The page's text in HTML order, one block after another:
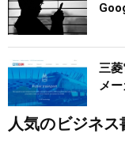
三
メ
人気のビジネス